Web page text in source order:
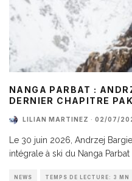
NANGA PARBAT :
DERNIER CHAPITRE
LILIAN MARTINEZ · 02/07/
Le 30 juin 2026, Andrzej
intégrale à ski du Nanga Parbat
NEWS TEMPS DE LECTURE: 3 MN